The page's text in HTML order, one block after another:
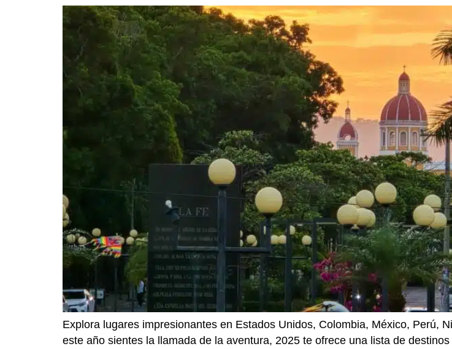
Explora lugares impresionantes en Estados Unidos, Colombia, México, Perú,
este año sientes la llamada de la aventura, 2025 te ofrece una lista de